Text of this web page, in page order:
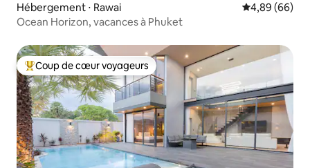
Hébergement ⋅ Rawai Évaluation
4,89 (66)
Ocean Horizon, vacances à Phuket
Coups de cœur voyageurs les plus appréciés
Coup de cœur voyageurs